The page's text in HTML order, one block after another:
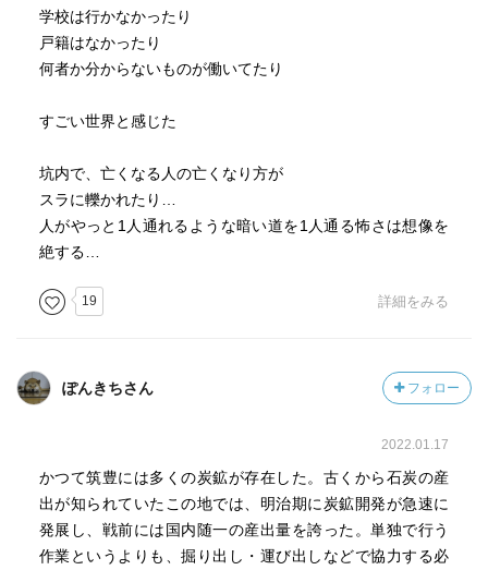
学校は行かなかったり
戸籍はなかったり
何者か分からないものが働いてたり
すごい世界と感じた
坑内で、亡くなる人の亡くなり方が
スラに轢かれたり…
人がやっと1人通れるような暗い道を1人通る怖さは想像を
絶する…
19 詳細をみる
ぽんきちさん フォロー
2022.01.17
かつて筑豊には多くの炭鉱が存在した。古くから石炭の産
出が知られていたこの地では、明治期に炭鉱開発が急速に
発展し、戦前には国内随一の産出量を誇った。単独で行う
作業というよりも、掘り出し・運び出しなどで協力する必